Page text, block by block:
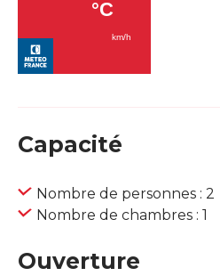
Capacité
Nombre de personnes : 2
Nombre de chambres : 1
Ouverture